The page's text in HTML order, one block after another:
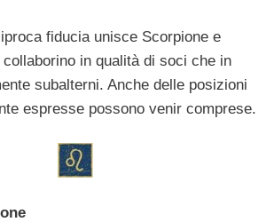
fiducia unisce Scorpione e
in qualità di soci che in
subalterni. Anche delle posizioni
espresse possono venir comprese.